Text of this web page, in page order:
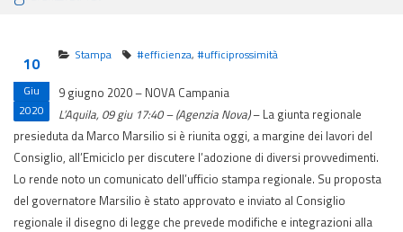
10
Giu
2020
Stampa #efficienza,#ufficiprossimità
9 giugno 2020 – NOVA Campania
L’Aquila, 09 giu 17:40 – (Agenzia Nova)– La giunta regionale
presieduta da Marco Marsilio si è riunita oggi, a margine dei lavori del
Consiglio, all’Emiciclo per discutere l’adozione di diversi provvedimenti.
Lo rende noto un comunicato dell’ufficio stampa regionale. Su proposta
del governatore Marsilio è stato approvato e inviato al Consiglio
regionale il disegno di legge che prevede modifiche e integrazioni alla